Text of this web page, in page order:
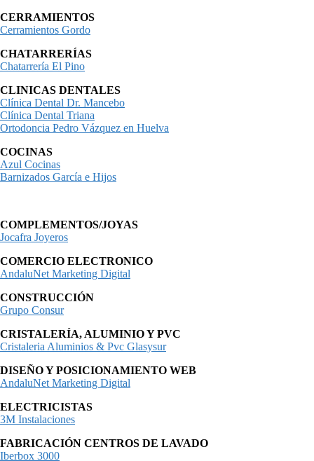
CERRAMIENTOS
Cerramientos Gordo
CHATARRERÍAS
Chatarrería El Pino
CLINICAS DENTALES
Clínica Dental Dr. Mancebo
Clínica Dental Triana
Ortodoncia Pedro Vázquez en Huelva
COCINAS
Azul Cocinas
Barnizados García e Hijos
COMPLEMENTOS/JOYAS
Jocafra Joyeros
COMERCIO ELECTRONICO
AndaluNet Marketing Digital
CONSTRUCCIÓN
Grupo Consur
CRISTALERÍA, ALUMINIO Y PVC
Cristaleria Aluminios & Pvc Glasysur
DISEÑO Y POSICIONAMIENTO WEB
AndaluNet Marketing Digital
ELECTRICISTAS
3M Instalaciones
FABRICACIÓN CENTROS DE LAVADO
Iberbox 3000